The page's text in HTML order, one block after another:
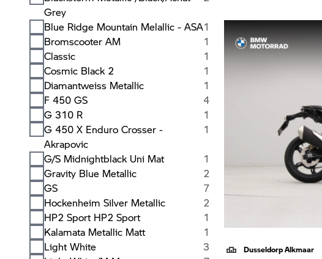
Grey
Blue Ridge Mountain Melallic - ASA1
Bromscooter AM
1
Classic
1
Cosmic Black 2
1
Diamantweiss Metallic
1
F 450 GS
4
G 310 R
1
G 450 X Enduro Crosser -
Akrapovic
1
G/S Midnightblack Uni Mat
1
Gravity Blue Metallic
2
GS
7
Hockenheim Silver Metallic
2
HP2 Sport HP2 Sport
1
Kalamata Metallic Matt
1
Light White
3
Dusseldorp Alkmaar